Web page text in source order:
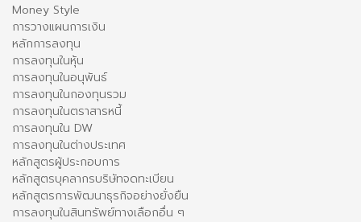
Money Style
การวางแผนการเงิน
หลักการลงทุน
การลงทุนในหุ้น
การลงทุนในอนุพันธ์
การลงทุนในกองทุนรวม
การลงทุนในตราสารหนี้
การลงทุนใน DW
การลงทุนในต่างประเทศ
หลักสูตรผู้ประกอบการ
หลักสูตรบุคลากรบริษัทจดทะเบียน
หลักสูตรการพัฒนาธุรกิจอย่างยั่งยืน
การลงทุนในสินทรัพย์ทางเลือกอื่น ๆ